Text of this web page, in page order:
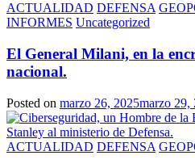
ACTUALIDAD DEFENSA
INFORMES Uncategorized
El General Milani, en la
nacional.
Posted on marzo 26, 2025marzo 29,
ACTUALIDAD DEFENSA